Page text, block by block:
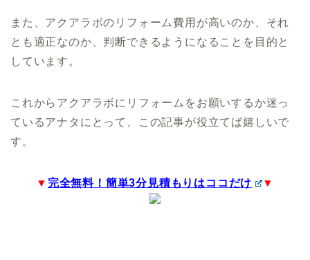
また、アクアラボのリフォーム費用が高いのか、それ
とも適正なのか、判断できるようになることを目的と
しています。
これからアクアラボにリフォームをお願いするか迷っ
ているアナタにとって、この記事が役立てば嬉しいで
す。
▼ 完全無料！簡単3分見積もりはココだけ ▼